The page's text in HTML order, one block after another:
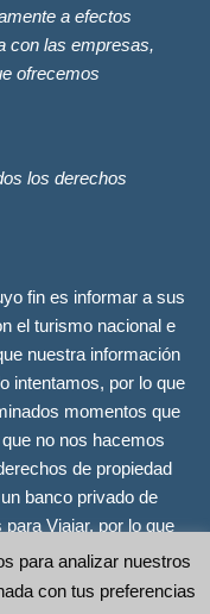
a efectos
con las empresas,
ofrecemos
los derechos
fin es informar a sus
el turismo nacional e
nuestra información
intentamos, por lo que
momentos que
no nos hacemos
de propiedad
banco privado de
Viajar, por lo que
incluyen únicamente
alguna con las
para analizar nuestros
con tus preferencias